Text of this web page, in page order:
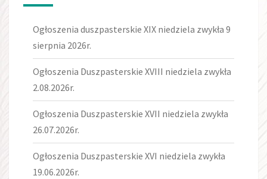
Ogłoszenia duszpasterskie XIX niedziela zwykła 9
sierpnia 2026r.
Ogłoszenia Duszpasterskie XVIII niedziela zwykła
2.08.2026r.
Ogłoszenia Duszpasterskie XVII niedziela zwykła
26.07.2026r.
Ogłoszenia Duszpasterskie XVI niedziela zwykła
19.06.2026r.